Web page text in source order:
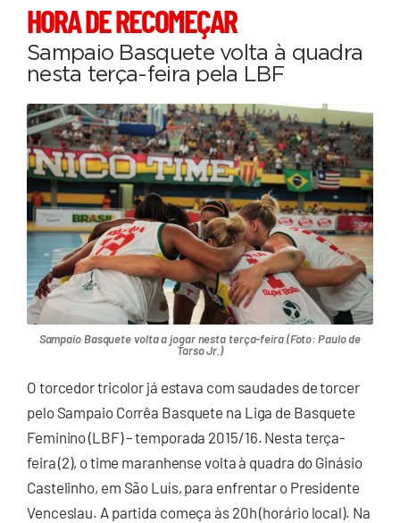
HORA DE RECOMEÇAR
Sampaio Basquete volta à quadra
nesta terça-feira pela LBF
Sampaio Basquete volta a jogar nesta terça-feira (Foto: Paulo de
Tarso Jr.)
O torcedor tricolor já estava com saudades de torcer
pelo Sampaio Corrêa Basquete na Liga de Basquete
Feminino (LBF) – temporada 2015/16. Nesta terça-
feira (2), o time maranhense volta à quadra do Ginásio
Castelinho, em São Luís, para enfrentar o Presidente
Venceslau. A partida começa às 20h (horário local). Na